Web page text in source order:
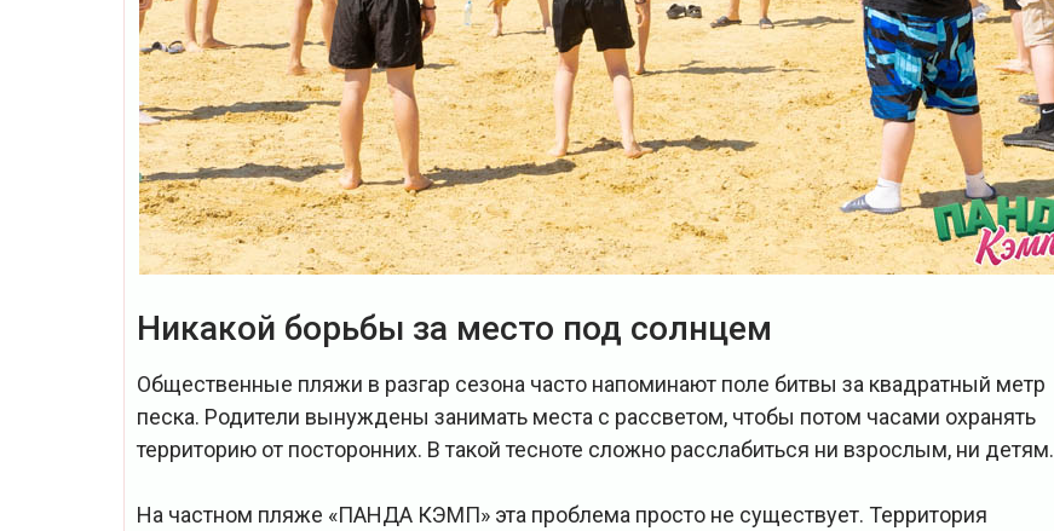
Никакой борьбы за место под солнцем
Общественные пляжи в разгар сезона часто напоминают поле битвы за квадратный метр
песка. Родители вынуждены занимать места с рассветом, чтобы потом часами охранять
территорию от посторонних. В такой тесноте сложно расслабиться ни взрослым, ни детям.
На частном пляже «ПАНДА КЭМП» эта проблема просто не существует. Территория